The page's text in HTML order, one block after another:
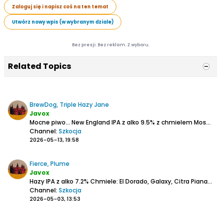
Zaloguj się i napisz coś na ten temat
Utwórz nowy wpis (w wybranym dziale)
Bez presji. Bez reklam. Z wyboru.
Related Topics
BrewDog, Triple Hazy Jane
Javox
Mocne piwo... New England IPA z alko 9.5% z chmielem Mosaic.
Channel: Szkocja
2026-05-13, 19:58
Fierce, Plume
Javox
Hazy IPA z alko 7.2% Chmiele: El Dorado, Galaxy, CitraPiana - więcej na początku potem pełna warstewka.
Channel: Szkocja
2026-05-03, 13:53